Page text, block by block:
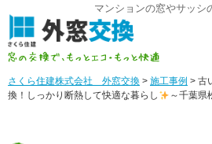
マンションの窓やサッシ
さくら住建株式会社 外窓交換 > 施工事例 > 古
換！しっかり断熱して快適な暮らし
～千葉県